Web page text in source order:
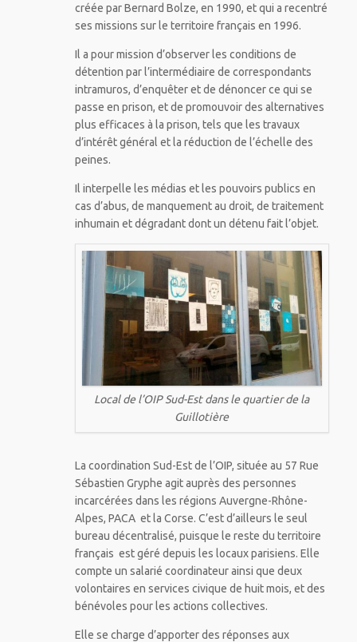
créée par Bernard Bolze, en 1990, et qui a recentré
ses missions sur le territoire français en 1996.
Il a pour mission d’observer les conditions de
détention par l’intermédiaire de correspondants
intramuros, d’enquêter et de dénoncer ce qui se
passe en prison, et de promouvoir des alternatives
plus efficaces à la prison, tels que les travaux
d’intérêt général et la réduction de l’échelle des
peines.
Il interpelle les médias et les pouvoirs publics en
cas d’abus, de manquement au droit, de traitement
inhumain et dégradant dont un détenu fait l’objet.
Local de l’OIP Sud-Est dans le quartier de la
Guillotière
La coordination Sud-Est de l’OIP, située au 57 Rue
Sébastien Gryphe agit auprès des personnes
incarcérées dans les régions Auvergne-Rhône-
Alpes, PACA et la Corse. C’est d’ailleurs le seul
bureau décentralisé, puisque le reste du territoire
français est géré depuis les locaux parisiens. Elle
compte un salarié coordinateur ainsi que deux
volontaires en services civique de huit mois, et des
bénévoles pour les actions collectives.
Elle se charge d’apporter des réponses aux